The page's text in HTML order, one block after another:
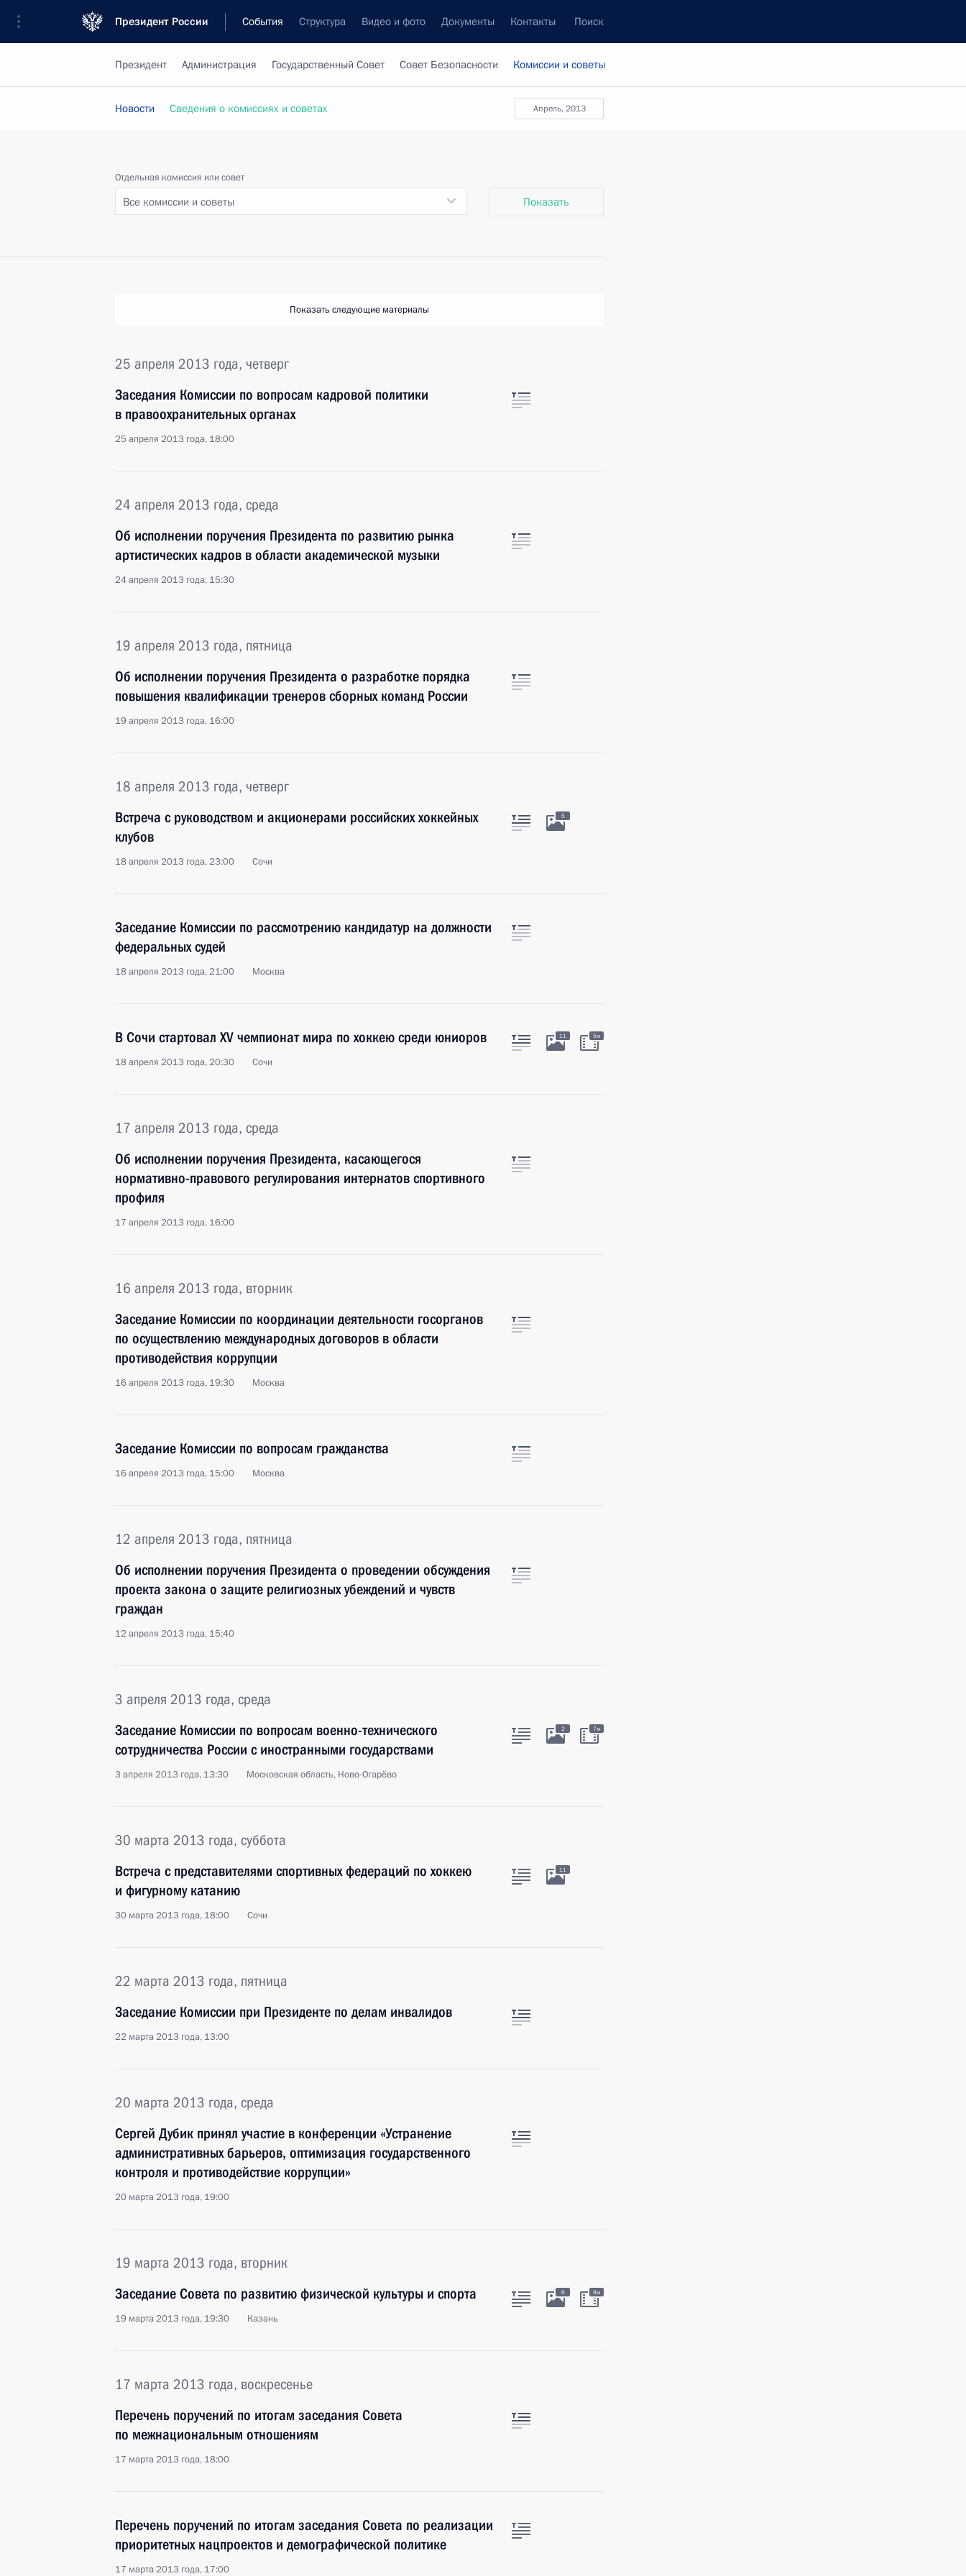
Президент России События Структура Видео и фото Документы Контакты Поиск
Президент Администрация Государственный Совет Совет Безопасности Комиссии и советы
апрель, 2013
Новости Сведения о комиссиях и советах
Отдельная комиссия или совет
Все комиссии и советы Показать
Показать следующие материалы
25 апреля 2013 года, четверг
Заседания Комиссии по вопросам кадровой политики
в правоохранительных органах
25 апреля 2013 года, 18:00
24 апреля 2013 года, среда
Об исполнении поручения Президента по развитию рынка
артистических кадров в области академической музыки
24 апреля 2013 года, 15:30
19 апреля 2013 года, пятница
Об исполнении поручения Президента о разработке порядка
повышения квалификации тренеров сборных команд России
19 апреля 2013 года, 16:00
18 апреля 2013 года, четверг
Встреча с руководством и акционерами российских хоккейных
клубов
18 апреля 2013 года, 23:00 Сочи
5
Заседание Комиссии по рассмотрению кандидатур на должности
федеральных судей
18 апреля 2013 года, 21:00 Москва
В Сочи стартовал XV чемпионат мира по хоккею среди юниоров
18 апреля 2013 года, 20:30 Сочи
11 5м
17 апреля 2013 года, среда
Об исполнении поручения Президента, касающегося
нормативно-правового регулирования интернатов спортивного
профиля
17 апреля 2013 года, 16:00
16 апреля 2013 года, вторник
Заседание Комиссии по координации деятельности госорганов
по осуществлению международных договоров в области
противодействия коррупции
16 апреля 2013 года, 19:30 Москва
Заседание Комиссии по вопросам гражданства
16 апреля 2013 года, 15:00 Москва
12 апреля 2013 года, пятница
Об исполнении поручения Президента о проведении обсуждения
проекта закона о защите религиозных убеждений и чувств
граждан
12 апреля 2013 года, 15:40
3 апреля 2013 года, среда
Заседание Комиссии по вопросам военно-технического
сотрудничества России с иностранными государствами
3 апреля 2013 года, 13:30 Московская область, Ново-Огарёво
2 7м
30 марта 2013 года, суббота
Встреча с представителями спортивных федераций по хоккею
и фигурному катанию
30 марта 2013 года, 18:00 Сочи
11
22 марта 2013 года, пятница
Заседание Комиссии при Президенте по делам инвалидов
22 марта 2013 года, 13:00
20 марта 2013 года, среда
Сергей Дубик принял участие в конференции «Устранение
административных барьеров, оптимизация государственного
контроля и противодействие коррупции»
20 марта 2013 года, 19:00
19 марта 2013 года, вторник
Заседание Совета по развитию физической культуры и спорта
19 марта 2013 года, 19:30 Казань
6 8м
17 марта 2013 года, воскресенье
Перечень поручений по итогам заседания Совета
по межнациональным отношениям
17 марта 2013 года, 18:00
Перечень поручений по итогам заседания Совета по реализации
приоритетных нацпроектов и демографической политике
17 марта 2013 года, 17:00